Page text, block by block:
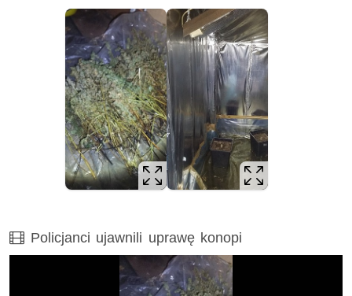
Film
Policjanci ujawnili uprawę konopi